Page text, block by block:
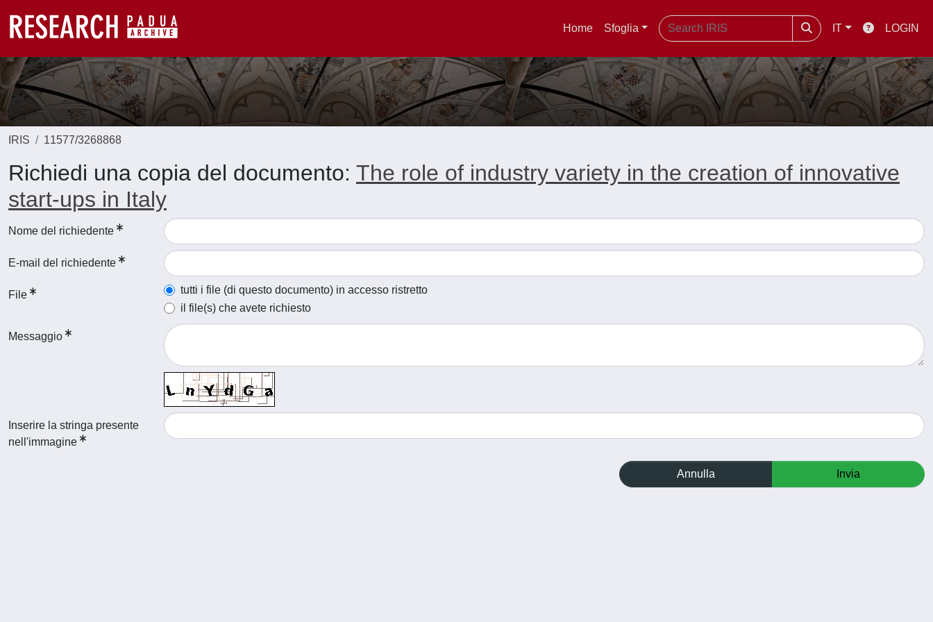
Home Sfoglia IT LOGIN
IRIS 11577/3268868
Richiedi una copia del documento: The role of industry variety in the creation of innovative
start-ups in Italy
Nome del richiedente
E-mail del richiedente
File
tutti i file (di questo documento) in accesso ristretto
il file(s) che avete richiesto
Messaggio
Inserire la stringa presente
nell'immagine
Annulla Invia